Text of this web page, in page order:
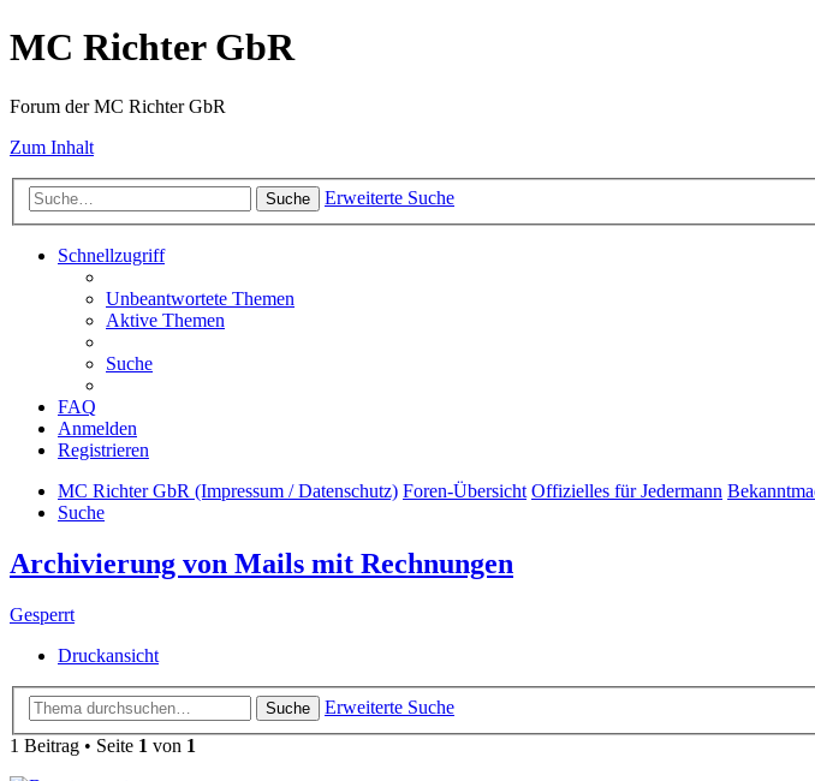
MC Richter GbR
Forum der MC Richter GbR
Zum Inhalt
Suche Erweiterte Suche
Schnellzugriff
Unbeantwortete Themen
Aktive Themen
Suche
FAQ
Anmelden
Registrieren
MC Richter GbR (Impressum / Datenschutz) Foren-Übersicht Offizielles für Jedermann
Suche
Archivierung von Mails mit Rechnungen
Gesperrt
Druckansicht
Suche
Erweiterte Suche
1 Beitrag • Seite 1 von 1